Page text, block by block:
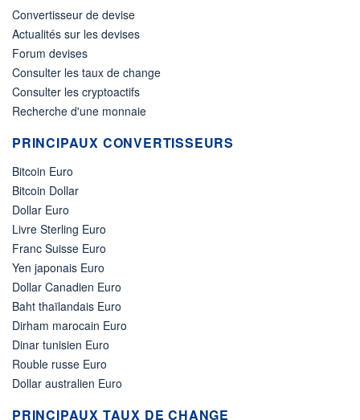
Convertisseur de devise
Actualités sur les devises
Forum devises
Consulter les taux de change
Consulter les cryptoactifs
Recherche d'une monnaie
PRINCIPAUX CONVERTISSEURS
Bitcoin Euro
Bitcoin Dollar
Dollar Euro
Livre Sterling Euro
Franc Suisse Euro
Yen japonais Euro
Dollar Canadien Euro
Baht thaïlandais Euro
Dirham marocain Euro
Dinar tunisien Euro
Rouble russe Euro
Dollar australien Euro
PRINCIPAUX TAUX DE CHANGE